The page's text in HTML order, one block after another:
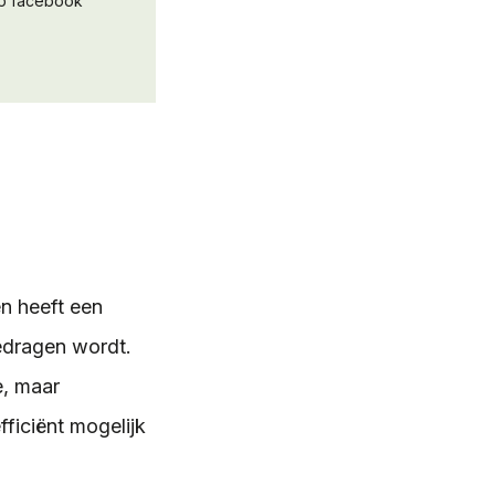
heeft een
wordt.
maar
mogelijk